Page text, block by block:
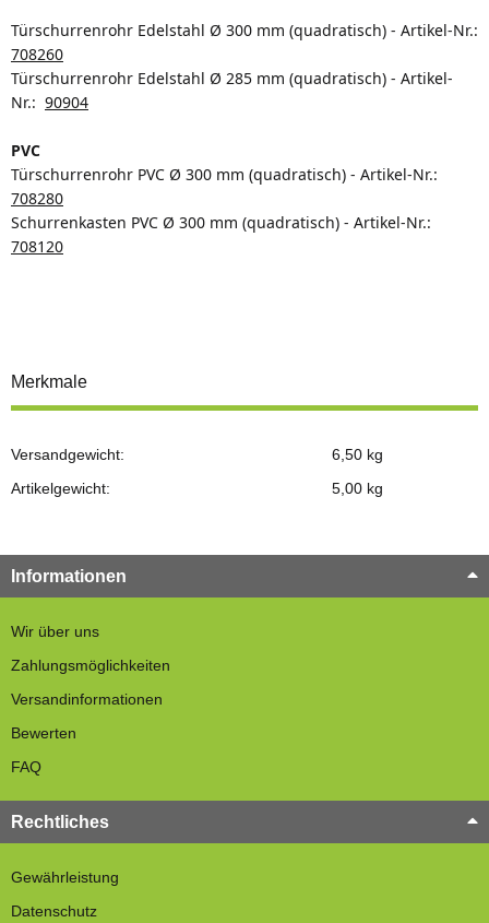
Türschurrenrohr Edelstahl Ø 300 mm (quadratisch) - Artikel-Nr.:
708260
Türschurrenrohr Edelstahl Ø 285 mm (quadratisch) - Artikel-
Nr.: 90904
PVC
Türschurrenrohr PVC Ø 300 mm (quadratisch) - Artikel-Nr.:
708280
Schurrenkasten PVC Ø 300 mm (quadratisch) - Artikel-Nr.:
708120
Merkmale
Versandgewicht:
6,50 kg
Artikelgewicht:
5,00 kg
Informationen
Wir über uns
Zahlungsmöglichkeiten
Versandinformationen
Bewerten
FAQ
Rechtliches
Gewährleistung
Datenschutz